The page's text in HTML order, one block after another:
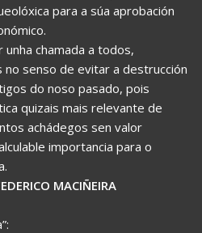
para a súa aprobación
chamada a todos,
senso de evitar a destrucción
do noso pasado, pois
quizais mais relevante de
achádegos sen valor
importancia para o
MACIÑEIRA